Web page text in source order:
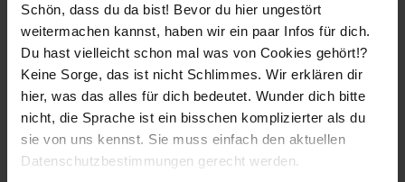
Schön, dass du da bist! Bevor du hier ungestört
weitermachen kannst, haben wir ein paar Infos für dich.
Du hast vielleicht schon mal was von Cookies gehört!?
Keine Sorge, das ist nicht Schlimmes. Wir erklären dir
hier, was das alles für dich bedeutet. Wunder dich bitte
nicht, die Sprache ist ein bisschen komplizierter als du
sie von uns kennst. Sie muss einfach den aktuellen
Datenschutzbestimmungen gerecht werden.
Zudem findest du imEinzelhandelund im
Dienstleistungssektor unterschiedliche
Traineeprogramme. Gesundheit und Kultur dürfen
in der für ihre Thermen berühmten Stadt natürlich
nicht fehlen. In diesen Branchen kannst du nach
einer erfolgreichen Bewerbung ins Berufsleben
starten und praktische Erfahrungen in
unterschiedlichen Abteilungen sammeln. Jetzt
starten, ersten Job ergattern und für die Zukunft